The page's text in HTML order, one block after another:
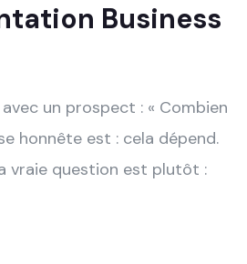
Business
un prospect : « Combien
honnête est : cela dépend.
vraie question est plutôt :